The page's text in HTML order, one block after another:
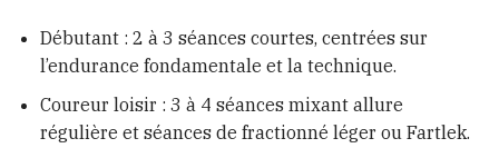
Débutant : 2 à 3 séances courtes, centrées sur
l’endurance fondamentale et la technique.
Coureur loisir : 3 à 4 séances mixant allure
régulière et séances de fractionné léger ou Fartlek.